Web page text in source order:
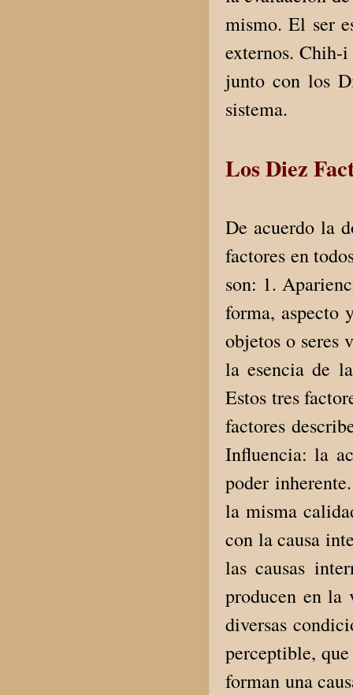
mismo. El ser
externos. Chih-
junto con los
sistema.
Los Diez
De acuerdo la
factores en
son: 1.
forma, aspecto
objetos o seres
la esencia de
Estos tres
factores
Influencia: la
poder
la misma
con la causa
las causas
producen en la
diversas
perceptible,
forman una